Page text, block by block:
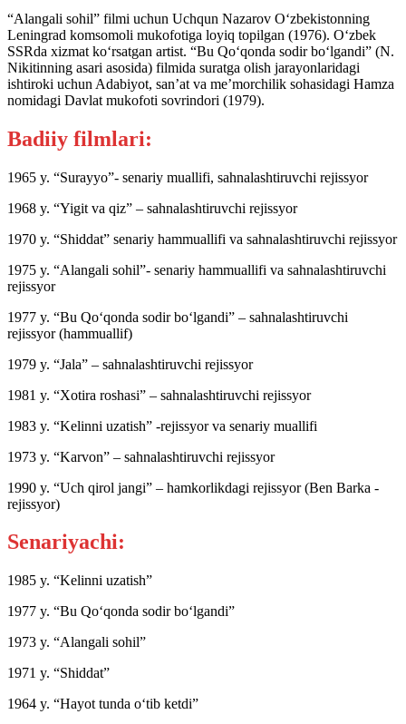
“Alangali sohil” filmi uchun Uchqun Nazarov O‘zbekistonning
Leningrad komsomoli mukofotiga loyiq topilgan (1976). O‘zbek
SSRda xizmat ko‘rsatgan artist. “Bu Qo‘qonda sodir bo‘lgandi” (N.
Nikitinning asari asosida) filmida suratga olish jarayonlaridagi
ishtiroki uchun Adabiyot, san’at va me’morchilik sohasidagi Hamza
nomidagi Davlat mukofoti sovrindori (1979).
Badiiy filmlari:
1965 y. “Surayyo”- senariy muallifi, sahnalashtiruvchi rejissyor
1968 y. “Yigit va qiz” – sahnalashtiruvchi rejissyor
1970 y. “Shiddat” senariy hammuallifi va sahnalashtiruvchi rejissyor
1975 y. “Alangali sohil”- senariy hammuallifi va sahnalashtiruvchi
rejissyor
1977 y. “Bu Qo‘qonda sodir bo‘lgandi” – sahnalashtiruvchi
rejissyor (hammuallif)
1979 y. “Jala” – sahnalashtiruvchi rejissyor
1981 y. “Xotira roshasi” – sahnalashtiruvchi rejissyor
1983 y. “Kelinni uzatish” -rejissyor va senariy muallifi
1973 y. “Karvon” – sahnalashtiruvchi rejissyor
1990 y. “Uch qirol jangi” – hamkorlikdagi rejissyor (Ben Barka -
rejissyor)
Senariyachi:
1985 y. “Kelinni uzatish”
1977 y. “Bu Qo‘qonda sodir bo‘lgandi”
1973 y. “Alangali sohil”
1971 y. “Shiddat”
1964 y. “Hayot tunda o‘tib ketdi”